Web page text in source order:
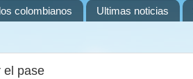
colombianos Ultimas noticias
el pase